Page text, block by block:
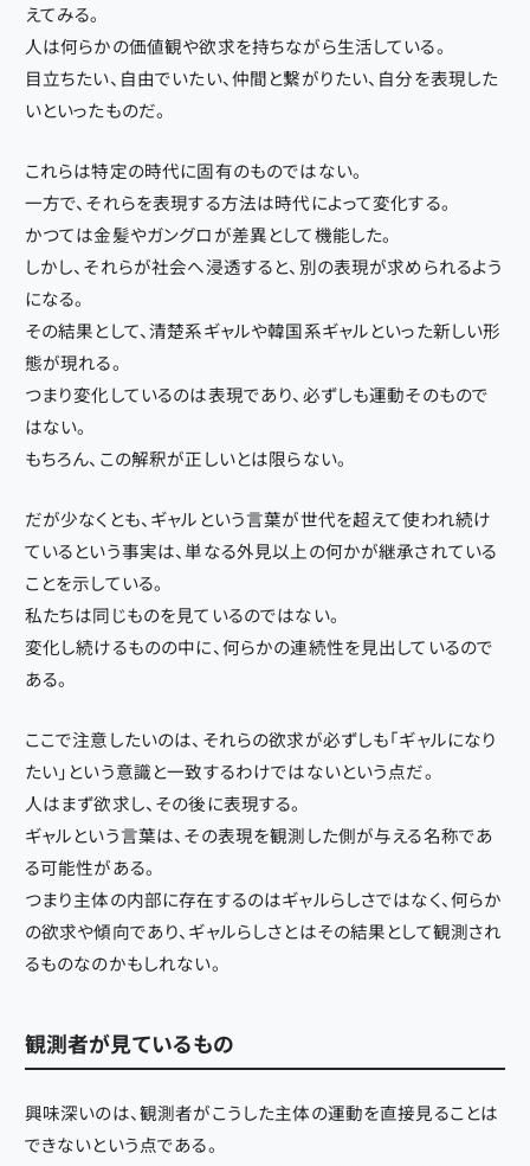
えてみる。
人は何らかの価値観や欲求を持ちながら生活している。
目立ちたい、自由でいたい、仲間と繋がりたい、自分を表現した
いといったものだ。
これらは特定の時代に固有のものではない。
一方で、それらを表現する方法は時代によって変化する。
かつては金髪やガングロが差異として機能した。
しかし、それらが社会へ浸透すると、別の表現が求められるよう
になる。
その結果として、清楚系ギャルや韓国系ギャルといった新しい形
態が現れる。
つまり変化しているのは表現であり、必ずしも運動そのもので
はない。
もちろん、この解釈が正しいとは限らない。
だが少なくとも、ギャルという言葉が世代を超えて使われ続け
ているという事実は、単なる外見以上の何かが継承されている
ことを示している。
私たちは同じものを見ているのではない。
変化し続けるものの中に、何らかの連続性を見出しているので
ある。
ここで注意したいのは、それらの欲求が必ずしも「ギャルになり
たい」という意識と一致するわけではないという点だ。
人はまず欲求し、その後に表現する。
ギャルという言葉は、その表現を観測した側が与える名称であ
る可能性がある。
つまり主体の内部に存在するのはギャルらしさではなく、何らか
の欲求や傾向であり、ギャルらしさとはその結果として観測され
るものなのかもしれない。
観測者が見ているもの
興味深いのは、観測者がこうした主体の運動を直接見ることは
できないという点である。